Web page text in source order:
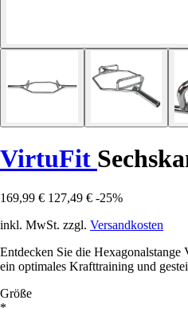
VirtuFit
169,99 € 127,49 € -25%
inkl. MwSt. zzgl. Versandkosten
Entdecken Sie die
ein optimales Krafttraining und
Größe
*